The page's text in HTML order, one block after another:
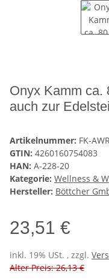
Onyx Kamm ca.
auch zur
Artikelnummer: FK-
GTIN: 4260160754083
HAN: A-228-20
Kategorie: Wellness &
Hersteller: Böttcher
23,51 €
inkl. 19% USt. , zzgl.
Alter Preis: 26,13 €